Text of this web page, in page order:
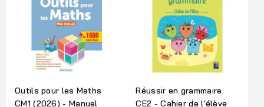
Outils pour les Maths
CM1 (2026) - Manuel
Réussir en grammaire
CE2 - Cahier de l'élève